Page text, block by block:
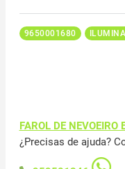
9650001680
FAROL DE NEVOEIRO
¿Precisas de ajuda?